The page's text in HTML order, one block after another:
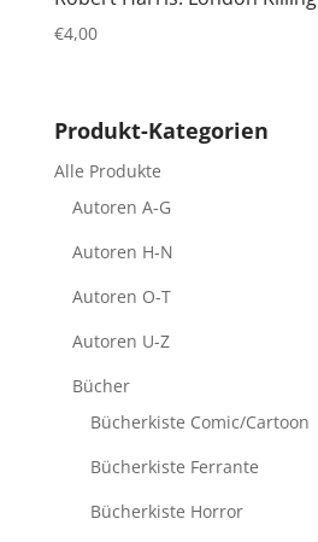
€4,00
Produkt-Kategorien
Alle Produkte
Autoren A-G
Autoren H-N
Autoren O-T
Autoren U-Z
Bücher
Bücherkiste Comic/Cartoon
Bücherkiste Ferrante
Bücherkiste Horror